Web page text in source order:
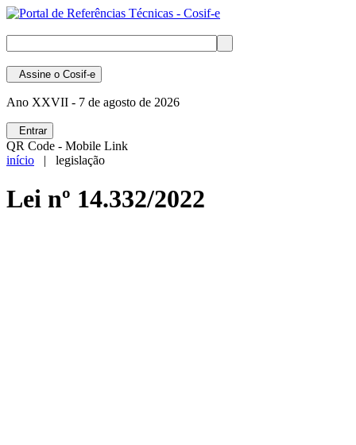
Assine o Cosif-e
Ano XXVII - 7 de agosto de 2026
Entrar
QR Code - Mobile Link
início | legislação
Lei nº 14.332/2022